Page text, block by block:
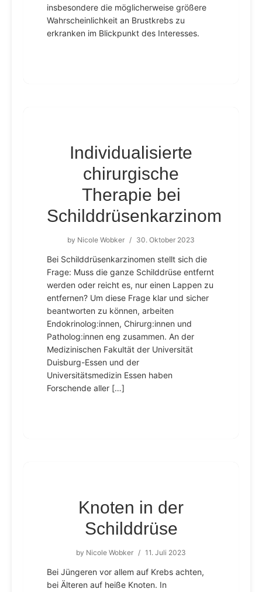
insbesondere die möglicherweise größere
Wahrscheinlichkeit an Brustkrebs zu
erkranken im Blickpunkt des Interesses.
Individualisierte
chirurgische
Therapie bei
Schilddrüsenkarzinom
by Nicole Wobker / 30. Oktober 2023
Bei Schilddrüsenkarzinomen stellt sich die
Frage: Muss die ganze Schilddrüse entfernt
werden oder reicht es, nur einen Lappen zu
entfernen? Um diese Frage klar und sicher
beantworten zu können, arbeiten
Endokrinolog:innen, Chirurg:innen und
Patholog:innen eng zusammen. An der
Medizinischen Fakultät der Universität
Duisburg-Essen und der
Universitätsmedizin Essen haben
Forschende aller […]
Knoten in der
Schilddrüse
by Nicole Wobker / 11. Juli 2023
Bei Jüngeren vor allem auf Krebs achten,
bei Älteren auf heiße Knoten. In